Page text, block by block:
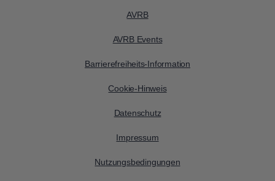
AVRB
AVRB Events
Barrierefreiheits-Information
Cookie-Hinweis
Datenschutz
Impressum
Nutzungsbedingungen